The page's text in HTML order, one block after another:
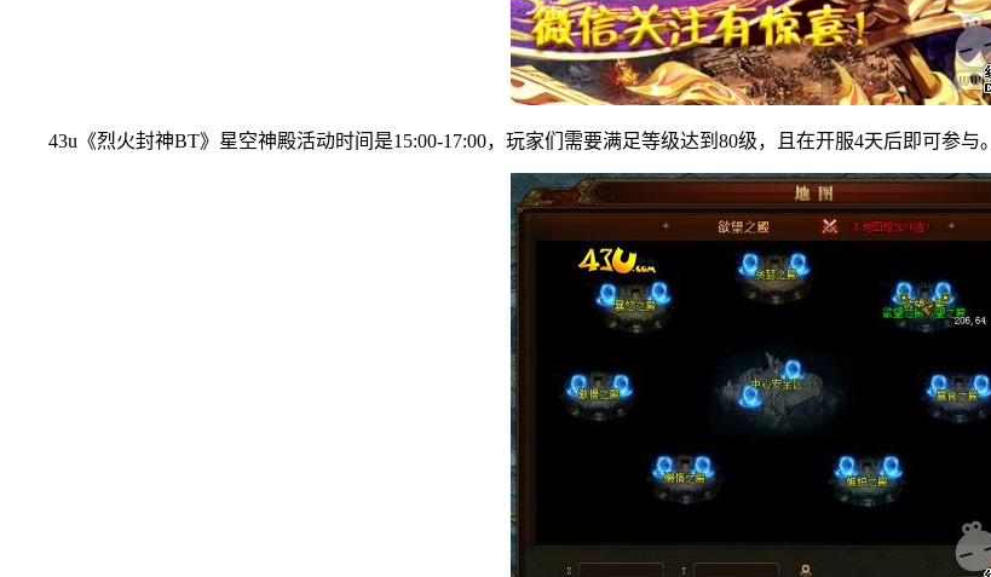
43u《烈火封神BT》星空神殿活动时间是15:00-17:00，玩家们需要满足等级达到80级，且在开服4天后即可参与。